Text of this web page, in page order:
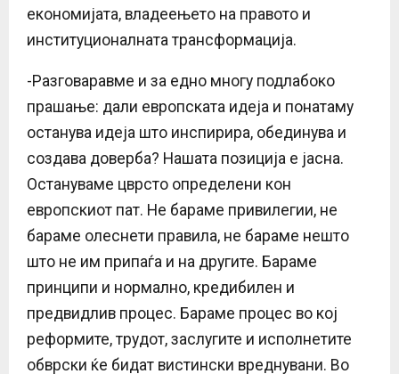
економијата, владеењето на правото и
институционалната трансформација.
-Разговаравме и за едно многу подлабоко
прашање: дали европската идеја и понатаму
останува идеја што инспирира, обединува и
создава доверба? Нашата позиција е јасна.
Остануваме цврсто определени кон
европскиот пат. Не бараме привилегии, не
бараме олеснети правила, не бараме нешто
што не им припаѓа и на другите. Бараме
принципи и нормално, кредибилен и
предвидлив процес. Бараме процес во кој
реформите, трудот, заслугите и исполнетите
обврски ќе бидат вистински вреднувани. Во